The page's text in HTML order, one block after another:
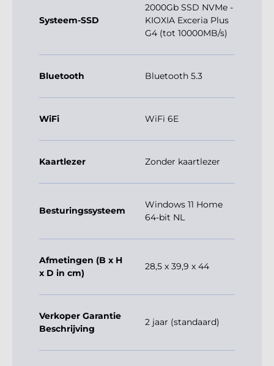
Systeem-SSD
2000Gb SSD NVMe -
KIOXIA Exceria Plus
G4 (tot 10000MB/s)
Bluetooth Bluetooth 5.3
WiFi WiFi 6E
Kaartlezer Zonder kaartlezer
Besturingssysteem
Windows 11 Home
64-bit NL
Afmetingen (B x H
x D in cm)
28,5 x 39,9 x 44
Verkoper Garantie
Beschrijving
2 jaar (standaard)